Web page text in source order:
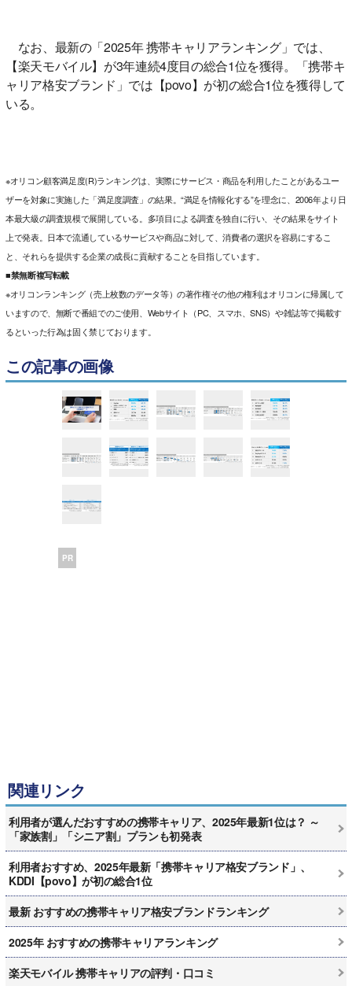
なお、最新の「2025年 携帯キャリアランキング」では、
【楽天モバイル】が3年連続4度目の総合1位を獲得。「携帯キ
ャリア格安ブランド」では【povo】が初の総合1位を獲得して
いる。
※オリコン顧客満足度(R)ランキングは、実際にサービス・商品を利用したことがあるユー
ザーを対象に実施した「満足度調査」の結果。“満足を情報化する”を理念に、2006年より日
本最大級の調査規模で展開している。多項目による調査を独自に行い、その結果をサイト
上で発表。日本で流通しているサービスや商品に対して、消費者の選択を容易にするこ
と、それらを提供する企業の成長に貢献することを目指しています。
■禁無断複写転載
※オリコンランキング（売上枚数のデータ等）の著作権その他の権利はオリコンに帰属して
いますので、無断で番組でのご使用、Webサイト（PC、スマホ、SNS）や雑誌等で掲載す
るといった行為は固く禁じております。
この記事の画像
PR
関連リンク
利用者が選んだおすすめの携帯キャリア、2025年最新1位は？ ～
「家族割」「シニア割」プランも初発表
利用者おすすめ、2025年最新「携帯キャリア格安ブランド」、
KDDI【povo】が初の総合1位
最新 おすすめの携帯キャリア格安ブランドランキング
2025年 おすすめの携帯キャリアランキング
楽天モバイル 携帯キャリアの評判・口コミ